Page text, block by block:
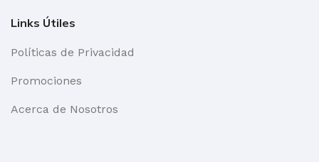
Links Útiles
Políticas de Privacidad
Promociones
Acerca de Nosotros